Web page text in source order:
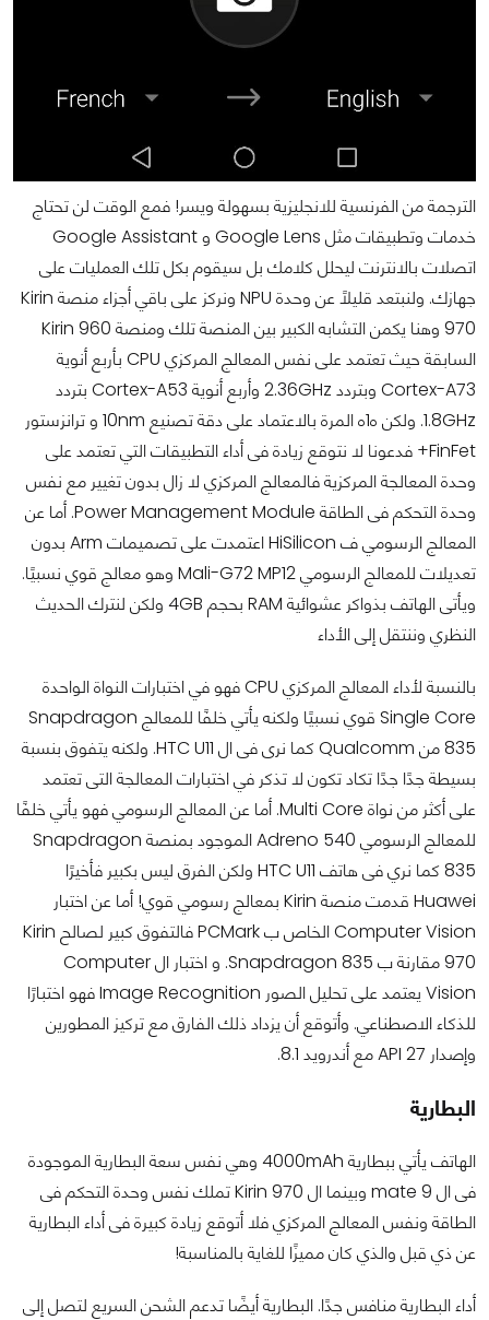
الترجمة من الفرنسية للانجليزية بسهولة ويسر! فمع الوقت لن تحتاج
خدمات وتطبيقات مثل Google Lens و Google Assistant
اتصلات بالانترنت ليحلل كلامك بل سيقوم بكل تلك العمليات على
جهازك. ولنبتعد قليلًا عن وحدة NPU ونركز على باقي أجزاء منصة Kirin
970 وهنا يكمن التشابه الكبير بين المنصة تلك ومنصة Kirin 960
السابقة حيث تعتمد على نفس المعالج المركزي CPU بأربع أنوية
Cortex-A73 وبتردد 2.36GHz وأربع أنوية Cortex-A53 بتردد
1.8GHz. ولكن ه1ه المرة بالاعتماد على دقة تصنيع 10nm و ترانزستور
FinFet+ فدعونا لا نتوقع زيادة فى أداء التطبيقات التي تعتمد على
وحدة المعالجة المركزية فالمعالج المركزي لا زال بدون تغيير مع نفس
وحدة التحكم فى الطاقة Power Management Module. أما عن
المعالج الرسومي ف HiSilicon اعتمدت على تصميمات Arm بدون
تعديلات للمعالج الرسومي Mali-G72 MP12 وهو معالج قوي نسبيًا.
ويأتى الهاتف بذواكر عشوائية RAM بحجم 4GB ولكن لنترك الحديث
النظري وننتقل إلى الأداء
بالنسبة لأداء المعالج المركزي CPU فهو في اختبارات النواة الواحدة
Single Core قوي نسبيًا ولكنه يأتي خلفًا للمعالج Snapdragon
835 من Qualcomm كما نرى فى ال HTC U11. ولكنه يتفوق بنسبة
بسيطة جدًا جدًا تكاد تكون لا تذكر في اختبارات المعالجة التى تعتمد
على أكثر من نواة Multi Core. أما عن المعالج الرسومي فهو يأتي خلفًا
للمعالج الرسومي Adreno 540 الموجود بمنصة Snapdragon
835 كما نري فى هاتف HTC U11 ولكن الفرق ليس بكبير فأخيرًا
Huawei قدمت منصة Kirin بمعالج رسومي قوي! أما عن اختبار
Computer Vision الخاص ب PCMark فالتفوق كبير لصالح Kirin
970 مقارنة ب Snapdragon 835. و اختبار ال Computer
Vision يعتمد على تحليل الصور Image Recognition فهو اختبارًا
للذكاء الاصطناعي. وأتوقع أن يزداد ذلك الفارق مع تركيز المطورين
وإصدار API 27 مع أندرويد 8.1.
البطارية
الهاتف يأتي ببطارية 4000mAh وهي نفس سعة البطارية الموجودة
فى ال mate 9 وبينما ال Kirin 970 تملك نفس وحدة التحكم فى
الطاقة ونفس المعالج المركزي فلا أتوقع زيادة كبيرة فى أداء البطارية
عن ذي قبل والذي كان مميزًا للغاية بالمناسبة!
أداء البطارية منافس جدًا. البطارية أيضًا تدعم الشحن السريع لتصل إلى